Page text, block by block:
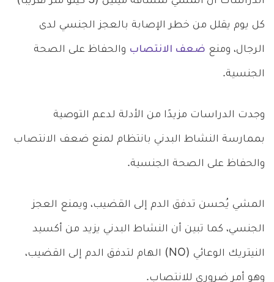
كل يوم يقلل من خطر الإصابة بالعجز الجنسي لدى
الرجال، ومنع ضعف الانتصاب والحفاظ على الصحة
الجنسية.
وجدت الدراسات مزيدًا من الأدلة لدعم التوصية
بممارسة النشاط البدني بانتظام لمنع ضعف الانتصاب
والحفاظ على الصحة الجنسية.
المشي يُحسن تدفق الدم إلى القضيب، ويمنع العجز
الجنسي، كما تبين أن النشاط البدني يزيد من أكسيد
النيتريك الوعائي (NO) الهام لتدفق الدم إلى القضيب،
وهو أمر ضروري للانتصاب.